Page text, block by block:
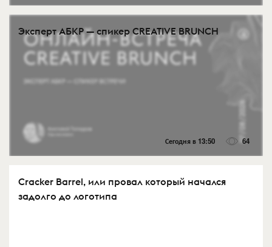
Эксперт АБКР — спикер CREATIVE BRUNCH
Сегодня в 13:50 64
Cracker Barrel, или провал который начался
задолго до логотипа